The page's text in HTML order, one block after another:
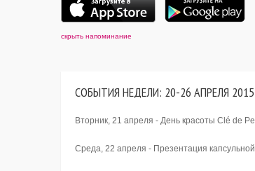
скрыть напоминание
СОБЫТИЯ НЕДЕЛИ: 20-26 АПРЕЛЯ 2015
Вторник, 21 апреля - День красоты Clé de
Среда, 22 апреля - Презентация